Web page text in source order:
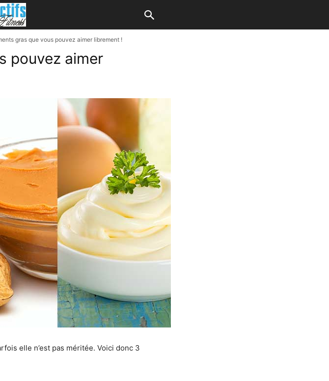
gras que vous pouvez aimer librement !
pouvez aimer
elle n’est pas méritée. Voici donc 3